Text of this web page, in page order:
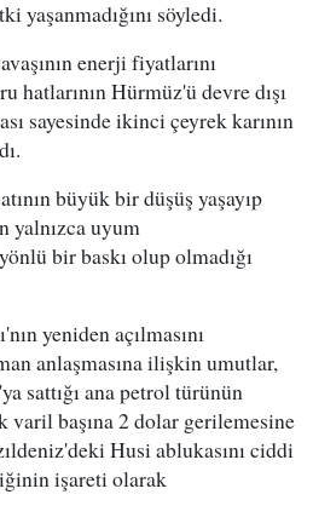
yaşanmadığını söyledi.
enerji fiyatlarını
hatlarının Hürmüz'ü devre dışı
sayesinde ikinci çeyrek karının
büyük bir düşüş yaşayıp
yalnızca uyum
bir baskı olup olmadığı
yeniden açılmasını
anlaşmasına ilişkin umutlar,
sattığı ana petrol türünün
varil başına 2 dolar gerilemesine
Husi ablukasını ciddi
işareti olarak